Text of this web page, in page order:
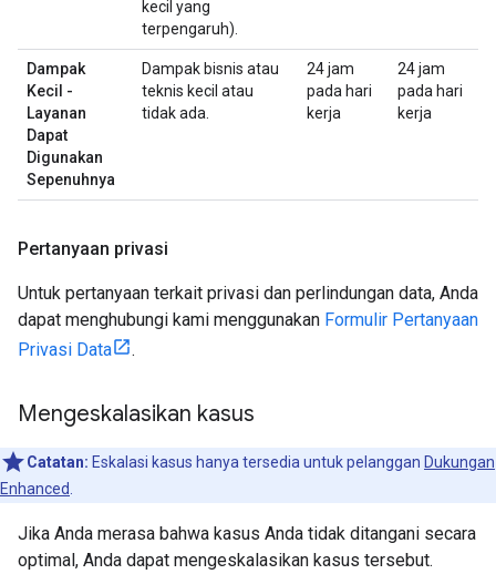
kecil yang
terpengaruh).
Dampak
Kecil -
Layanan
Dapat
Digunakan
Sepenuhnya
Dampak bisnis atau
teknis kecil atau
tidak ada.
24 jam
pada hari
kerja
24 jam
pada hari
kerja
Pertanyaan privasi
Untuk pertanyaan terkait privasi dan perlindungan data, Anda
dapat menghubungi kami menggunakan Formulir Pertanyaan
Privasi Data
.
Mengeskalasikan kasus
Catatan: Eskalasi kasus hanya tersedia untuk pelanggan Dukungan
Enhanced
Jika Anda merasa bahwa kasus Anda tidak ditangani secara
optimal, Anda dapat mengeskalasikan kasus tersebut.